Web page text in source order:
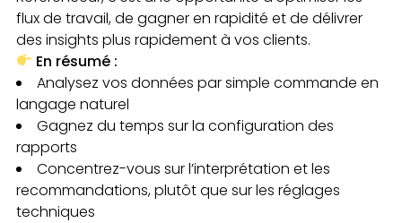
flux de travail, de gagner en rapidité et de délivrer
des insights plus rapidement à vos clients.
En résumé :
Analysez vos données par simple commande en
langage naturel
Gagnez du temps sur la configuration des
rapports
Concentrez-vous sur l’interprétation et les
recommandations, plutôt que sur les réglages
techniques